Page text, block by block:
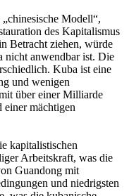
Modell“,
des Kapitalismus
Betracht ziehen, würde
nicht anwendbar ist. Die
Kuba ist eine
und wenigen
über einer Milliarde
einer mächtigen
kapitalistischen
Arbeitskraft, was die
Guandong mit
und niedrigsten